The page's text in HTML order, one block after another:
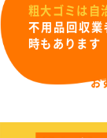
粗大ゴミは自
不用品回収
時もあります
お